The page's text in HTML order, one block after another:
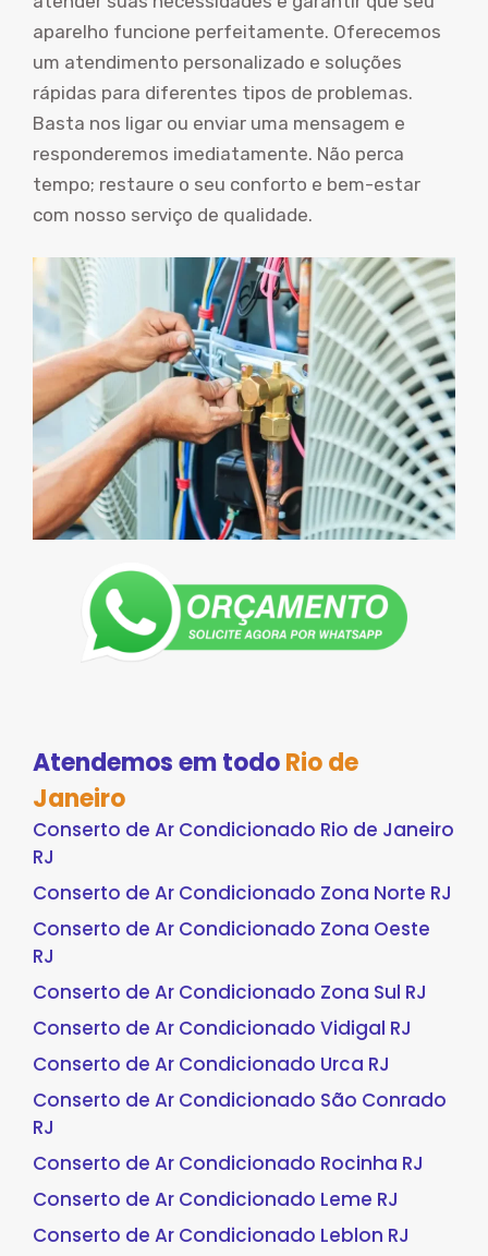
aparelho funcione perfeitamente. Oferecemos
um atendimento personalizado e soluções
rápidas para diferentes tipos de problemas.
Basta nos ligar ou enviar uma mensagem e
responderemos imediatamente. Não perca
tempo; restaure o seu conforto e bem-estar
com nosso serviço de qualidade.
Atendemos em todoRio de
Janeiro
Conserto de Ar Condicionado Rio de Janeiro
RJ
Conserto de Ar Condicionado Zona Norte RJ
Conserto de Ar Condicionado Zona Oeste
RJ
Conserto de Ar Condicionado Zona Sul RJ
Conserto de Ar Condicionado Vidigal RJ
Conserto de Ar Condicionado Urca RJ
Conserto de Ar Condicionado São Conrado
RJ
Conserto de Ar Condicionado Rocinha RJ
Conserto de Ar Condicionado Leme RJ
Conserto de Ar Condicionado Leblon RJ